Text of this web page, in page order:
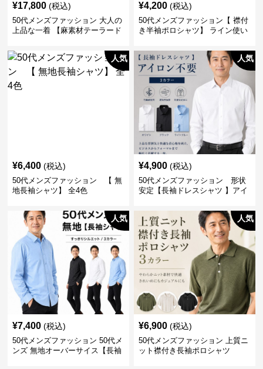
¥17,800 (税込)
50代メンズファッション 大人の
上品な一着 【麻素材テーラード
¥4,200 (税込)
50代メンズファッション【 襟付
き半袖ポロシャツ】 ライン使い
人気
¥6,400 (税込)
50代メンズファッション 【 無
地長袖シャツ】 全4色
人気
¥4,900 (税込)
50代メンズファッション 形状
安定【長袖ドレスシャツ 】アイ
人気
¥7,400 (税込)
50代メンズファッション 50代メ
ンズ 無地オーバーサイス【長袖
人気
¥6,900 (税込)
50代メンズファッション 上質ニ
ット襟付き長袖ポロシャツ